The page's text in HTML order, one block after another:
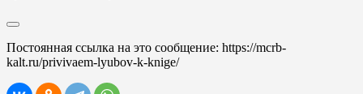
Постоянная ссылка на это сообщение: https://mcrb-
kalt.ru/privivaem-lyubov-k-knige/